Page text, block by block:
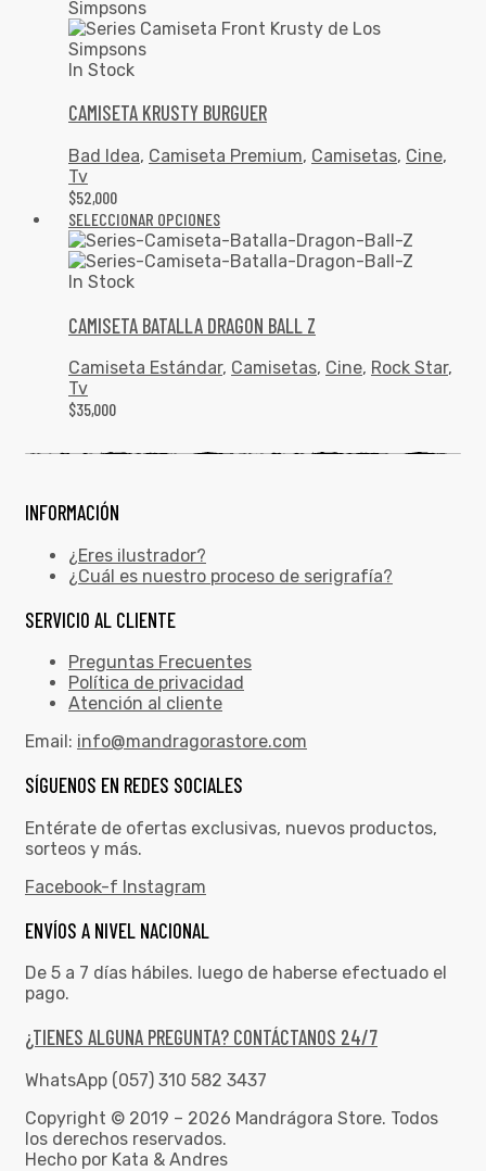
In Stock
CAMISETA KRUSTY BURGUER
Bad Idea, Camiseta Premium, Camisetas, Cine,
Tv
$52,000
SELECCIONAR OPCIONES
In Stock
CAMISETA BATALLA DRAGON BALL Z
Camiseta Estándar, Camisetas, Cine, Rock Star,
Tv
$35,000
INFORMACIÓN
¿Eres ilustrador?
¿Cuál es nuestro proceso de serigrafía?
SERVICIO AL CLIENTE
Preguntas Frecuentes
Política de privacidad
Atención al cliente
Email: info@mandragorastore.com
SÍGUENOS EN REDES SOCIALES
Entérate de ofertas exclusivas, nuevos productos,
sorteos y más.
Facebook-f Instagram
ENVÍOS A NIVEL NACIONAL
De 5 a 7 días hábiles. luego de haberse efectuado el
pago.
¿TIENES ALGUNA PREGUNTA? CONTÁCTANOS 24/7
WhatsApp (057) 310 582 3437
Copyright © 2019 – 2026 Mandrágora Store. Todos
los derechos reservados.
Hecho por Kata & Andres